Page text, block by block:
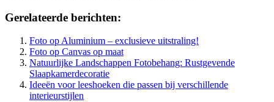
Gerelateerde berichten:
Foto op Aluminium – exclusieve uitstraling!
Foto op Canvas op maat
Natuurlijke Landschappen Fotobehang: Rustgevende
Slaapkamerdecoratie
Ideeën voor leeshoeken die passen bij verschillende
interieurstijlen